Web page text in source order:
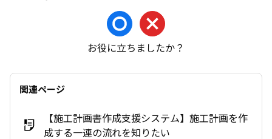
お役に立ちましたか？
関連ページ
【施工計画書作成支援システム】施工計画を作
成する一連の流れを知りたい